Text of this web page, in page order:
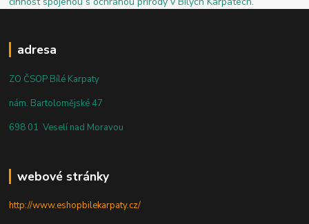
adresa
ZO ČSOP Bílé Karpaty
nám. Bartolomějské 47
698 01 Veselí nad Moravou
webové stránky
http://www.eshopbilekarpaty.cz/